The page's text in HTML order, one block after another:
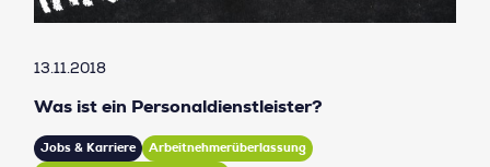
13.11.2018
Was ist ein Personaldienstleister?
Jobs & Karriere Arbeitnehmerüberlassung